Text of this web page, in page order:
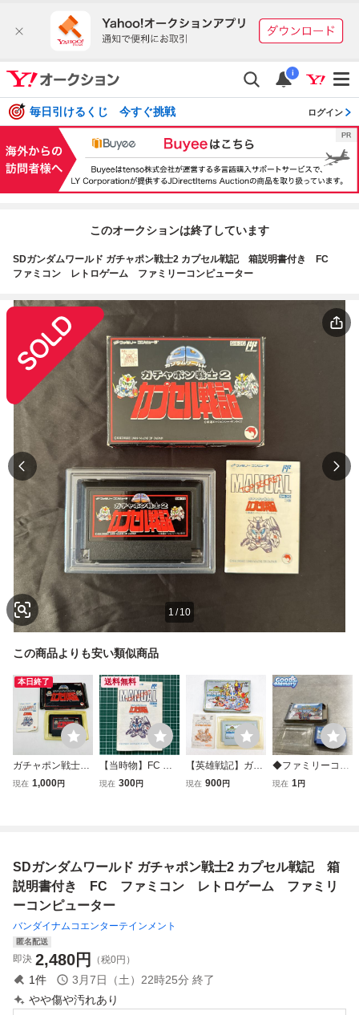
i
毎日引けるくじ 今すぐ挑戦 ログイン
このオークションは終了しています
SDガンダムワールド ガチャポン戦士2 カプセル戦記 箱説明書付き FC
ファミコン レトロゲーム ファミリーコンピューター
1/ 10
この商品よりも安い類似商品
本日終了
ガチャポン戦士2
カプセル戦記 バン
ダムワールド
現在 1,000円
送料無料
【当時物】FC フ
ァミコン 取扱説明
資料】
現在 300円
【英雄戦記】ガチ
ャポン戦士３ ガン
ンドー レトロ
現在 900円
◆ファミリーコン
ピューター/ファミ
現在 1円
SDガンダムワールド ガチャポン戦士2 カプセル戦記 箱
説明書付き FC ファミコン レトロゲーム ファミリ
ーコンピューター
バンダイナムコエンターテインメント
匿名配送
即決 2,480円 （税0円）
1件 3月7日（土）22時25分 終了
やや傷や汚れあり